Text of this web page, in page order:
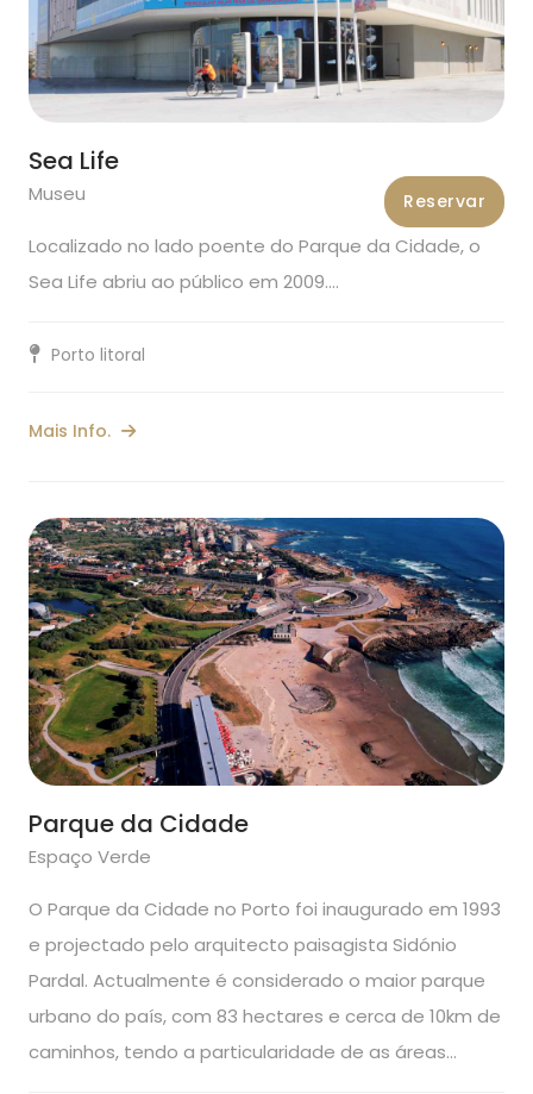
Sea Life
Museu Reservar
Localizado no lado poente do Parque da Cidade, o
Sea Life abriu ao público em 2009.…
Porto litoral
Mais Info.
Parque da Cidade
Espaço Verde
O Parque da Cidade no Porto foi inaugurado em 1993
e projectado pelo arquitecto paisagista Sidónio
Pardal. Actualmente é considerado o maior parque
urbano do país, com 83 hectares e cerca de 10km de
caminhos, tendo a particularidade de as áreas…